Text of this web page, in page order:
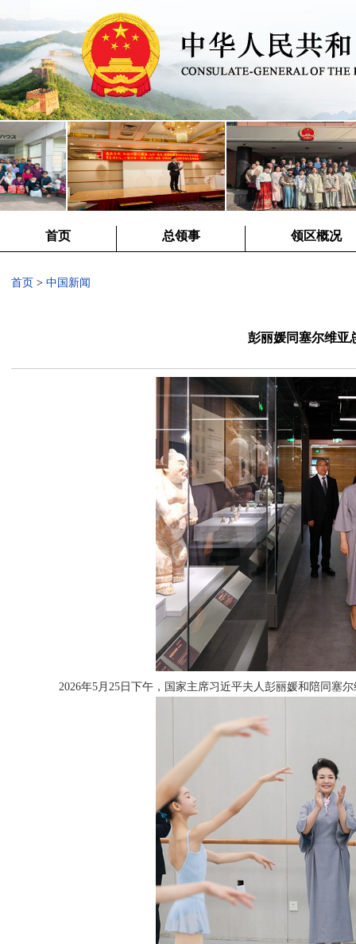
首页 总领事 领区概况
首页 > 中国新闻
彭丽媛同塞尔维亚
2026年5月25日下午，国家主席习近平夫人彭丽媛和陪同塞